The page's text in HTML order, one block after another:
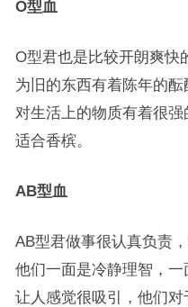
O型血
O型君也是比较开朗爽快
为旧的东西有着陈年的酝
对生活上的物质有着很强
适合香槟。
AB型血
AB型君做事很认真负责
他们一面是冷静理智，
让人感觉很吸引，他们